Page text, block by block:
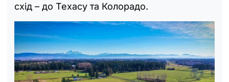
схід – до Техасу та Колорадо.